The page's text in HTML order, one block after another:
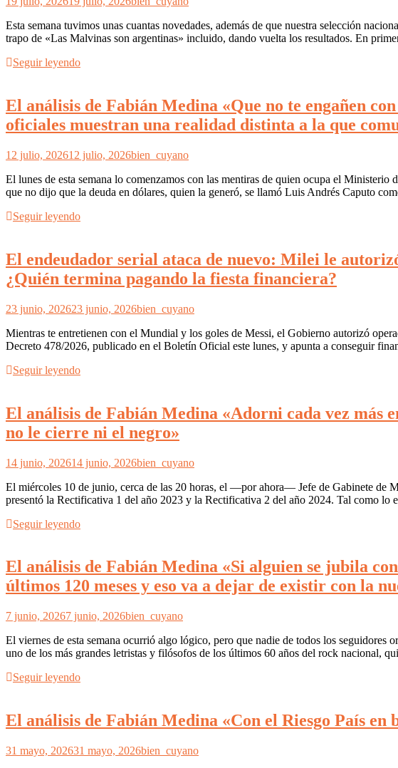
Esta semana tuvimos unas cuantas novedades, además de que nuestra selección
trapo de «Las Malvinas son argentinas» incluido, dando vuelta los resultados. En
Seguir leyendo
El análisis de Fabián Medina «Que no te engañen
oficiales muestran una realidad distinta a la que
12 julio, 202612 julio, 2026bien_cuyano
El lunes de esta semana lo comenzamos con las mentiras de quien ocupa el
que no dijo que la deuda en dólares, quien la generó, se llamó Luis Andrés Caputo
Seguir leyendo
El endeudador serial ataca de nuevo: Milei le
¿Quién termina pagando la fiesta financiera?
23 junio, 202623 junio, 2026bien_cuyano
Mientras te entretienen con el Mundial y los goles de Messi, el Gobierno autorizó
Decreto 478/2026, publicado en el Boletín Oficial este lunes, y apunta a conseguir
Seguir leyendo
El análisis de Fabián Medina «Adorni cada vez más
no le cierre ni el negro»
14 junio, 202614 junio, 2026bien_cuyano
El miércoles 10 de junio, cerca de las 20 horas, el —por ahora— Jefe de Gabinete de
presentó la Rectificativa 1 del año 2023 y la Rectificativa 2 del año 2024. Tal como lo
Seguir leyendo
El análisis de Fabián Medina «Si alguien se jubila
últimos 120 meses y eso va a dejar de existir con la
7 junio, 20267 junio, 2026bien_cuyano
El viernes de esta semana ocurrió algo lógico, pero que nadie de todos los
uno de los más grandes letristas y filósofos de los últimos 60 años del rock nacional,
Seguir leyendo
El análisis de Fabián Medina «Con el Riesgo País en
31 mayo, 202631 mayo, 2026bien_cuyano